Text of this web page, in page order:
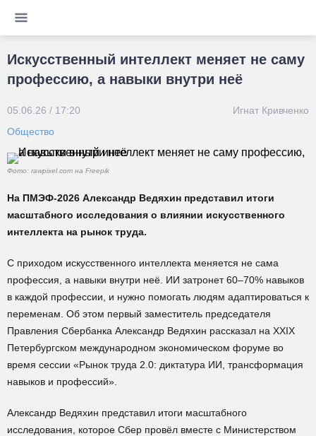
Искусственный интеллект меняет не саму
профессию, а навыки внутри неё
05.06.26 / 17:20
Игнат Кривченко
Общество
Фото: rawpixel.com на Freepik
На ПМЭФ-2026 Александр Ведяхин представил итоги
масштабного исследования о влиянии искусственного
интеллекта на рынок труда.
С приходом искусственного интеллекта меняется не сама
профессия, а навыки внутри неё. ИИ затронет 60–70% навыков
в каждой профессии, и нужно помогать людям адаптироваться к
переменам. Об этом первый заместитель председателя
Правления Сбербанка Александр Ведяхин рассказал на XXIX
Петербургском международном экономическом форуме во
время сессии «Рынок труда 2.0: диктатура ИИ, трансформация
навыков и профессий».
Александр Ведяхин представил итоги масштабного
исследования, которое Сбер провёл вместе с Министерством